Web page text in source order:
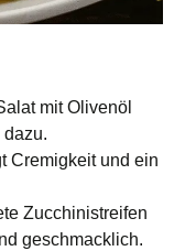
mit Olivenöl
Cremigkeit und ein
Zucchinistreifen
geschmacklich.